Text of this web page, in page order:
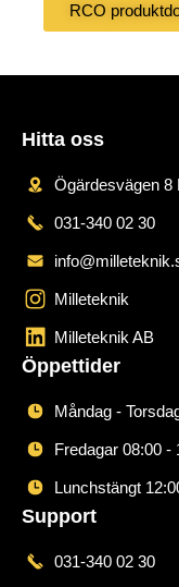
RCO
Hitta oss
Ögärdesvägen 8
031-340 02 30
Milleteknik
Milleteknik AB
Öppettider
Måndag -
Fredagar 08:00 -
Lunchstängt
Support
031-340 02 30